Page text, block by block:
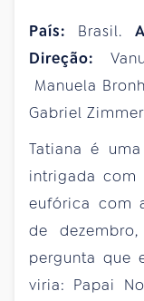
País: Brasil.
Direção:
Manuela
Gabriel
Tatiana é
intrigada
eufórica com
de
pergunta que
viria: Papai